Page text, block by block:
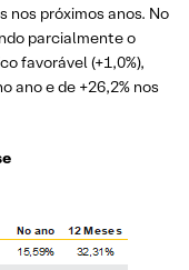
nos próximos anos. No
parcialmente o
favorável (+1,0%),
ano e de +26,2% nos